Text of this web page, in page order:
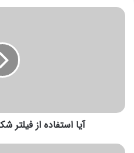
آیا استفاده از